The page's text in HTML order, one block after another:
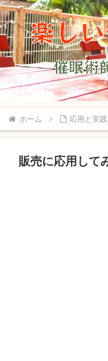
ホーム 応用と実践
販売に応用して